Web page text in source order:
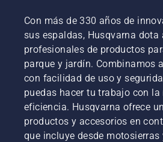
Con más de 330 años de
sus espaldas, Husqvarna dota
profesionales de productos
parque y jardín. Combinamos
con facilidad de uso y
puedas hacer tu trabajo con la
eficiencia. Husqvarna ofrece
productos y accesorios en
que incluye desde motosierras